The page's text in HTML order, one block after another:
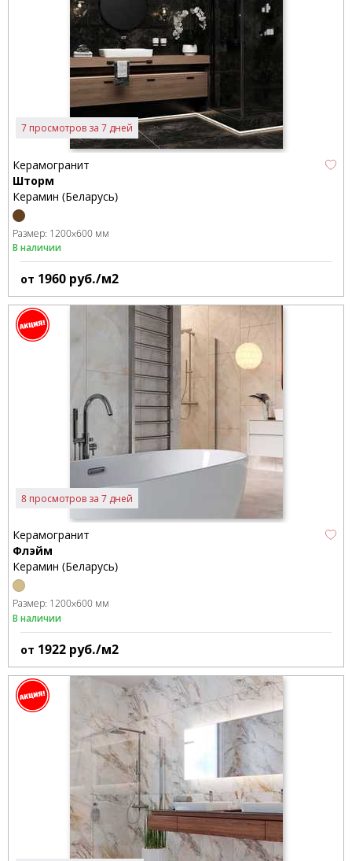
7 просмотров за 7 дней
Керамогранит
Шторм
Керамин (Беларусь)
Размер: 1200x600 мм
В наличии
от 1960 руб./м2
8 просмотров за 7 дней
Керамогранит
Флэйм
Керамин (Беларусь)
Размер: 1200x600 мм
В наличии
от 1922 руб./м2